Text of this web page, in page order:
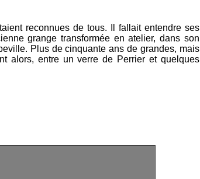
reconnues de tous. Il fallait entendre ses
grange transformée en atelier, dans son
Plus de cinquante ans de grandes, mais
alors, entre un verre de Perrier et quelques